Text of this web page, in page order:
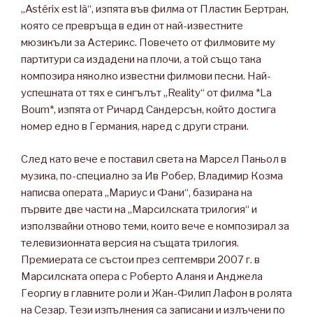
„Astérix est là“, изпята във филма от Пластик Бертран,
която се превръща в един от най-известните
мюзикъли за Астерикс. Повечето от филмовите му
партитури са издадени на плочи, а той също така
композира няколко известни филмови песни. Най-
успешната от тях е сингълът „Reality“ от филма *La
Boum*, изпята от Ричард Сандерсън, който достига
номер едно в Германия, наред с други страни.
След като вече е поставил света на Марсел Паньол в
музика, по-специално за Ив Робер, Владимир Козма
написва операта „Мариус и Фани“, базирана на
първите две части на „Марсилската трилогия“ и
използвайки отново теми, които вече е композирал за
телевизионната версия на същата трилогия. ​​
Премиерата се състои през септември 2007 г. в
Марсилската опера с Роберто Аланя и Анджела
Георгиу в главните роли и Жан-Филип Лафон в ролята
на Сезар. Тези изпълнения са записани и излъчени по